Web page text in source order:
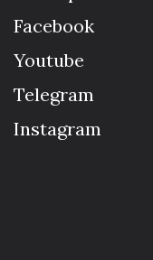
Facebook
Youtube
Telegram
Instagram